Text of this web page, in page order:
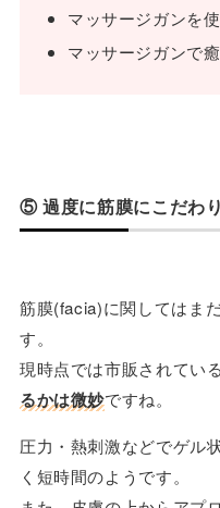
マッサージガンを
マッサージガンで
⑤ 過度に筋膜にこだわ
筋膜(facia)に関してはま
す。
現時点では市販されてい
るかは微妙ですね。
圧力・熱刺激などでゲル
く短時間のようです。